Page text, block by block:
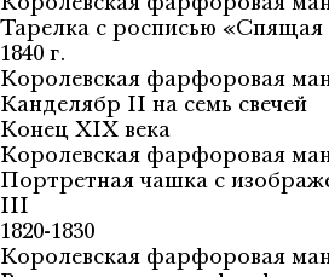
Тарелка с росписью «Спящая
1840 г.
Королевская фарфоровая
Канделябр II на семь свечей
Конец XIX века
Королевская фарфоровая
Портретная чашка с
III
1820-1830
Королевская фарфоровая